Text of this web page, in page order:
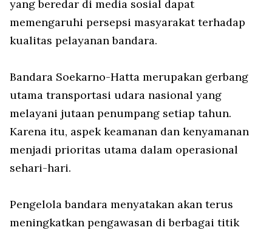
yang beredar di media sosial dapat
memengaruhi persepsi masyarakat terhadap
kualitas pelayanan bandara.
Bandara Soekarno-Hatta merupakan gerbang
utama transportasi udara nasional yang
melayani jutaan penumpang setiap tahun.
Karena itu, aspek keamanan dan kenyamanan
menjadi prioritas utama dalam operasional
sehari-hari.
Pengelola bandara menyatakan akan terus
meningkatkan pengawasan di berbagai titik